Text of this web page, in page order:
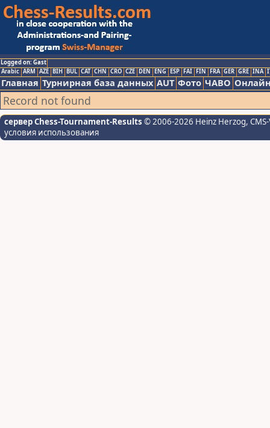
Logged on: Gast
Arabic ARM AZE BIH BUL CAT CHN CRO CZE DEN ENG ESP FAI FIN FRA GER GRE INA
Главная Турнирная база данных AUT Фото ЧАВО
Record not found
сервер Chess-Tournament-Results © 2006-2026 Heinz Herzog,
условия использования